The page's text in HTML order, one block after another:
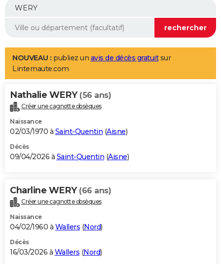
Mobiles
Meilleur smartphone
Internet
Ordinateurs
Jeux vidéo
Guide high-tech
Aménagement intérieur
LIFESTYLE
Art de vivre
Bien-être
Loisirs
Mode
Modes de vie
Alimentation
Guide de la santé
Maladies
Médicaments
Sommeil
VOYAGE
Destinations
City break
Voyage nature
Voyage de noces
Forum
Climat
+PHOTO
GUIDES D'ACHAT
BONS PLANS
Carte de Noël
Carte Bonne année
Carte Saint-Valentin
Carte Pâques
Carte d'anniversaire
DICTIONNAIRE
Dictionnaire
Biographies
Citations
Expressions
Proverbes
PROGRAMME TV
S'inscrire
Se connecter
Lycées
Collèges
Primaires
Universités
Entreprises
Service militaire
Avis de recherche
AVIS DE DÉCÈS
NOUVEAU : publiez un avis de décès gratuitsur
Linternaute.com
Nathalie WERY (56 ans)
Créer une cagnotte obsèques
Naissance
02/03/1970 à Saint-Quentin (Aisne)
Décès
09/04/2026 à Saint-Quentin (Aisne)
Charline WERY (66 ans)
Créer une cagnotte obsèques
Naissance
04/02/1960 à Wallers (Nord)
Décès
16/03/2026 à Wallers (Nord)